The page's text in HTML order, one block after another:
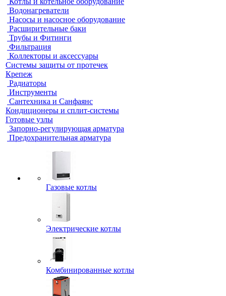
Водонагреватели
Насосы и насосное оборудование
Расширительные баки
Трубы и Фитинги
Фильтрация
Коллекторы и аксессуары
Системы защиты от протечек
Крепеж
Радиаторы
Инструменты
Сантехника и Санфаянс
Кондиционеры и сплит-системы
Готовые узлы
Запорно-регулирующая арматура
Предохранительная арматура
Газовые котлы
Электрические котлы
Комбинированные котлы